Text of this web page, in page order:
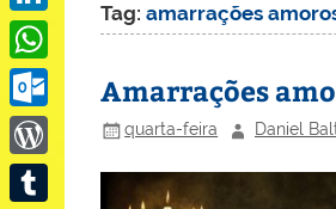
Tag:amarrações
Amarrações
quarta-feira Daniel
LinkedIn
WhatsApp
Outlook.com
WordPress